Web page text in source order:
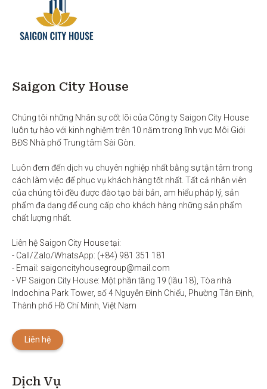
Saigon City House
Chúng tôi những Nhân sự cốt lõi của Công ty Saigon City House
luôn tự hào với kinh nghiệm trên 10 năm trong lĩnh vực Môi Giới
BĐS Nhà phố Trung tâm Sài Gòn.
Luôn đem đến dịch vụ chuyên nghiệp nhất bằng sự tận tâm trong
cách làm việc để phục vụ khách hàng tốt nhất. Tất cả nhân viên
của chúng tôi đều được đào tạo bài bản, am hiểu pháp lý, sản
phẩm đa dạng để cung cấp cho khách hàng những sản phẩm
chất lượng nhất.
Liên hệ Saigon City House tại:
- Call/Zalo/WhatsApp: (+84) 981 351 181
- Email: saigoncityhousegroup@mail.com
- VP Saigon City House: Một phần tầng 19 (lầu 18), Tòa nhà
Indochina Park Tower, số 4 Nguyễn Đình Chiểu, Phường Tân Định,
Thành phố Hồ Chí Minh, Việt Nam
Liên hệ
Dịch Vụ